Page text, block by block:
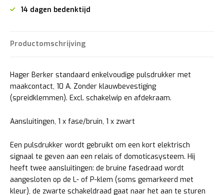
14 dagen bedenktijd
Productomschrijving
Hager Berker standaard enkelvoudige pulsdrukker met
maakcontact, 10 A. Zonder klauwbevestiging
(spreidklemmen). Excl. schakelwip en afdekraam.
Aansluitingen, 1 x fase/bruin, 1 x zwart
Een pulsdrukker wordt gebruikt om een kort elektrisch
signaal te geven aan een relais of domoticasysteem. Hij
heeft twee aansluitingen: de bruine fasedraad wordt
aangesloten op de L- of P-klem (soms gemarkeerd met
kleur), de zwarte schakeldraad gaat naar het aan te sturen